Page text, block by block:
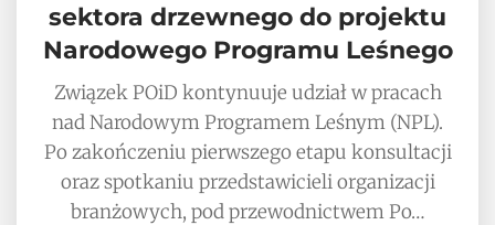
sektora drzewnego do projektu
Narodowego Programu Leśnego
Związek POiD kontynuuje udział w pracach
nad Narodowym Programem Leśnym (NPL).
Po zakończeniu pierwszego etapu konsultacji
oraz spotkaniu przedstawicieli organizacji
branżowych, pod przewodnictwem Po…